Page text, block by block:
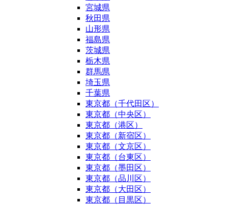
宮城県
秋田県
山形県
福島県
茨城県
栃木県
群馬県
埼玉県
千葉県
東京都（千代田区）
東京都（中央区）
東京都（港区）
東京都（新宿区）
東京都（文京区）
東京都（台東区）
東京都（墨田区）
東京都（品川区）
東京都（大田区）
東京都（目黒区）